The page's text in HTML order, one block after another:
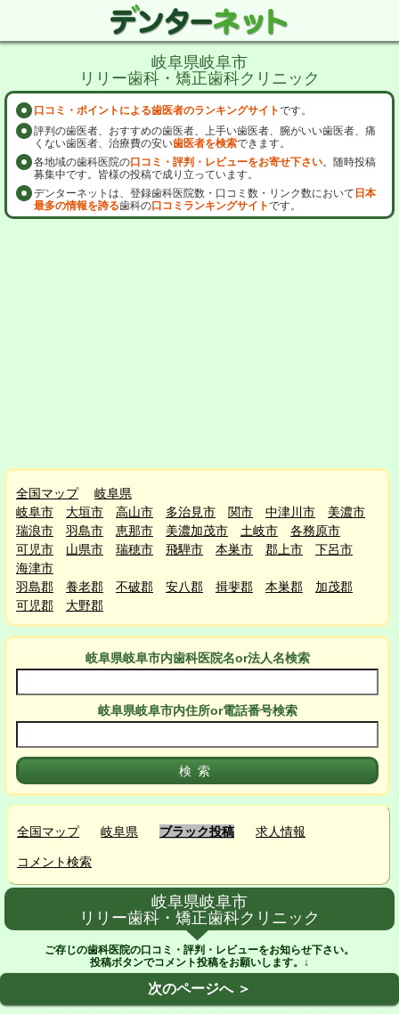
岐阜県岐阜市
リリー歯科・矯正歯科クリニック
口コミ・ポイントによる歯医者のランキングサイトです。
評判の歯医者、おすすめの歯医者、上手い歯医者、腕がいい歯医者、痛
くない歯医者、治療費の安い歯医者を検索できます。
各地域の歯科医院の口コミ・評判・レビューをお寄せ下さい。随時投稿
募集中です。皆様の投稿で成り立っています。
デンターネットは、登録歯科医院数・口コミ数・リンク数において 日本
最多の情報を誇る歯科の口コミランキングサイトです。
全国マップ
岐阜県
岐阜市
大垣市 高山市 多治見市 関市 中津川市
美濃市
瑞浪市
羽島市 恵那市 美濃加茂市 土岐市
各務原市
可児市
山県市 瑞穂市 飛騨市 本巣市 郡上市
下呂市
海津市
羽島郡
養老郡 不破郡 安八郡 揖斐郡 本巣郡
加茂郡
可児郡
大野郡
岐阜県岐阜市内歯科医院名or法人名検索
岐阜県岐阜市内住所or電話番号検索
全国マップ 岐阜県 ブラック投稿 求人情報
コメント検索
岐阜県岐阜市
リリー歯科・矯正歯科クリニック
ご存じの歯科医院の口コミ・評判・レビューをお知らせ下さい。
投稿ボタンでコメント投稿をお願いします。↓
次のページへ ＞